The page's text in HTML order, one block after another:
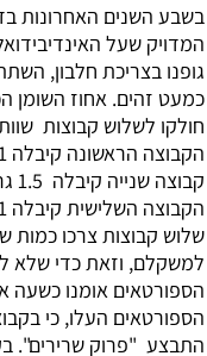
בשבע השנים האחרונות
המדויק שעל
חולקו לשלוש קבוצות
הקבוצה הראשונה קיבלה 1 גרם חלבון לכל קילו ממשקלם.
קבוצה שנייה קיבלה 1.5 גרם חלבון לקילו גרם.
הקבוצה השלישית קיבלה 2.1 חלבון לק"ג.
שלוש קבוצות צרכו כמות
למשקלם, וזאת כדי שלא
הספורטאים אומנו כשעה